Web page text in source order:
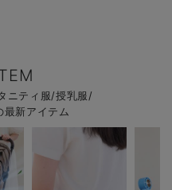
ニティ服/授乳服/
最新アイテム